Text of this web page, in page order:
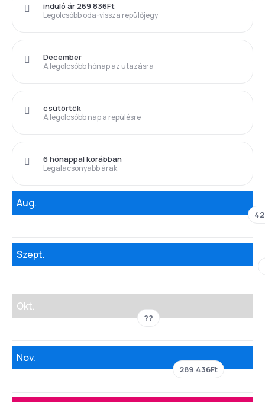
Legolcsóbb oda-vissza repülőjegy
induló ár 269 836Ft
A legolcsóbb hónap az utazásra
December
A legolcsóbb nap a repülésre
csütörtök
Legalacsonyabb árak
6 hónappal korábban
Aug.
Szept.
Okt.
??
Nov.
289 436Ft